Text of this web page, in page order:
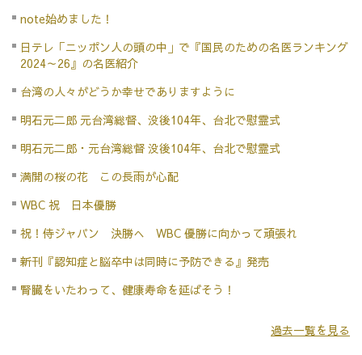
note始めました！
日テレ「ニッポン人の頭の中」で『国民のための名医ランキング
2024～26』の名医紹介
台湾の人々がどうか幸せでありますように
明石元二郎 元台湾総督、没後104年、台北で慰霊式
明石元二郎・元台湾総督 没後104年、台北で慰霊式
満開の桜の花 この長雨が心配
WBC 祝 日本優勝
祝！侍ジャパン 決勝へ WBC 優勝に向かって頑張れ
新刊『認知症と脳卒中は同時に予防できる』発売
腎臓をいたわって、健康寿命を延ばそう！
過去一覧を見る